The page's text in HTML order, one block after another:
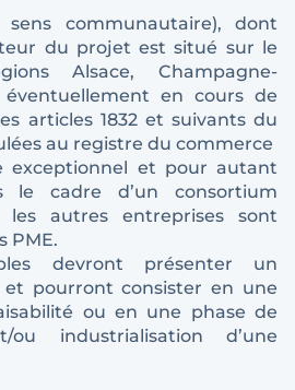
communautaire), dont
du projet est situé sur le
Alsace, Champagne-
éventuellement en cours de
articles 1832 et suivants du
au registre du commerce
exceptionnel et pour autant
cadre d’un consortium
les autres entreprises sont
PME.
devront présenter un
pourront consister en une
ou en une phase de
ou industrialisation d’une